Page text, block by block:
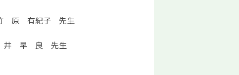
竹 原 有紀子 先生
今 井 早 良 先生